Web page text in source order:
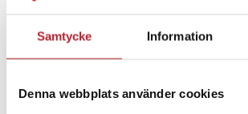
Samtycke Information
Denna webbplats använder cookies
Detta 54B KeyPart utbyteshuvud är tillverkat i
direkt på kompatibla Braun Series 5-
fräsch rakupplevelse.
Hem & Trädgård Hälsa &